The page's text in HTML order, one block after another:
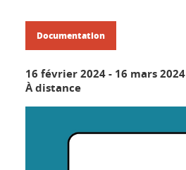
Documentation
16 février 2024- 16 mars 2024
À distance